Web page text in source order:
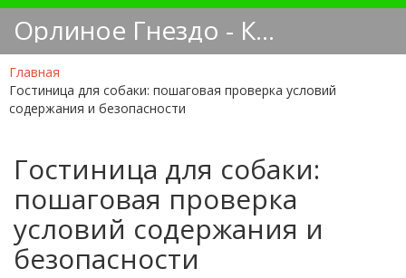
Орлиное Гнездо - Кинологический блог
Главная
Гостиница для собаки: пошаговая проверка условий
содержания и безопасности
Гостиница для собаки:
пошаговая проверка
условий содержания и
безопасности